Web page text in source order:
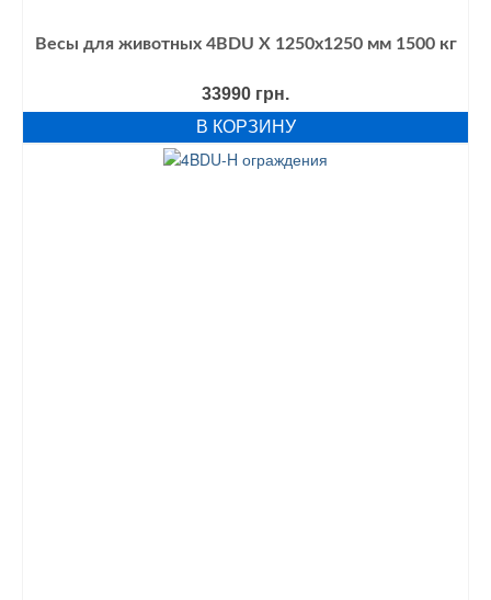
Весы для животных 4BDU Х 1250х1250 мм 1500 кг
33990 грн.
В КОРЗИНУ